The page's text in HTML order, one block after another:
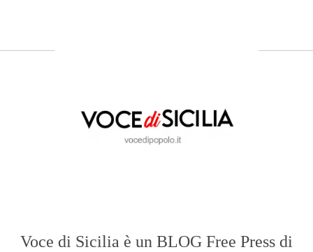
Voce di Sicilia è un BLOG Free Press di